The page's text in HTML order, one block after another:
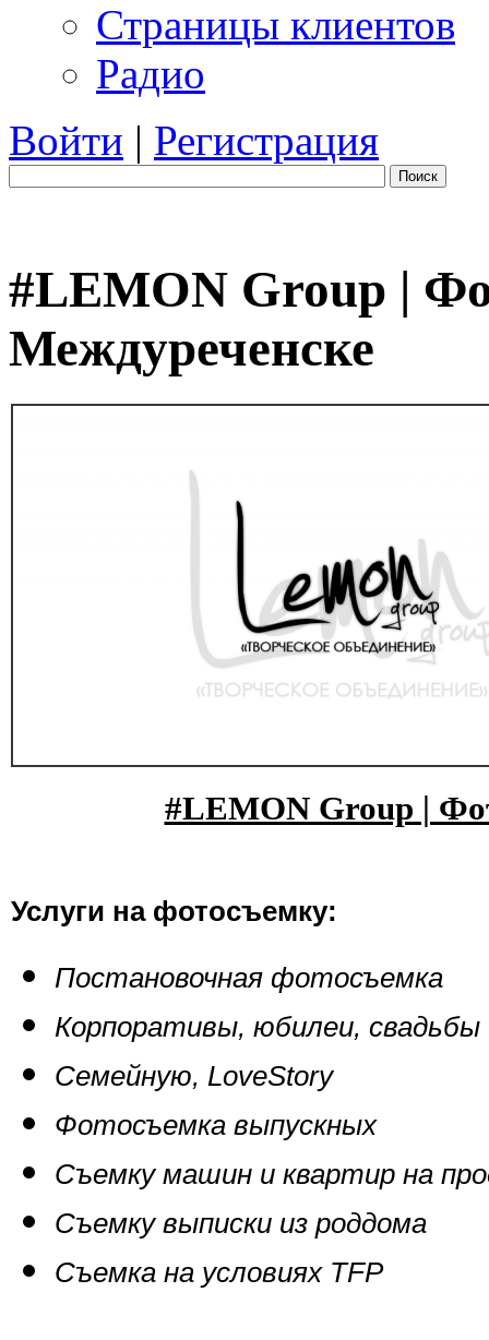
Страницы клиентов
Радио
Войти | Регистрация
Поиск
#LEMON Group |
Междуреченске
#LEMON Group |
Услуги на фотосъемку:
Постановочная фотосъемка
Корпоративы, юбилеи,
Семейную, LoveStory
Фотосъемка выпускных
Съемку машин и квартир на
Съемку выписки из роддома
Съемка на условиях TFP